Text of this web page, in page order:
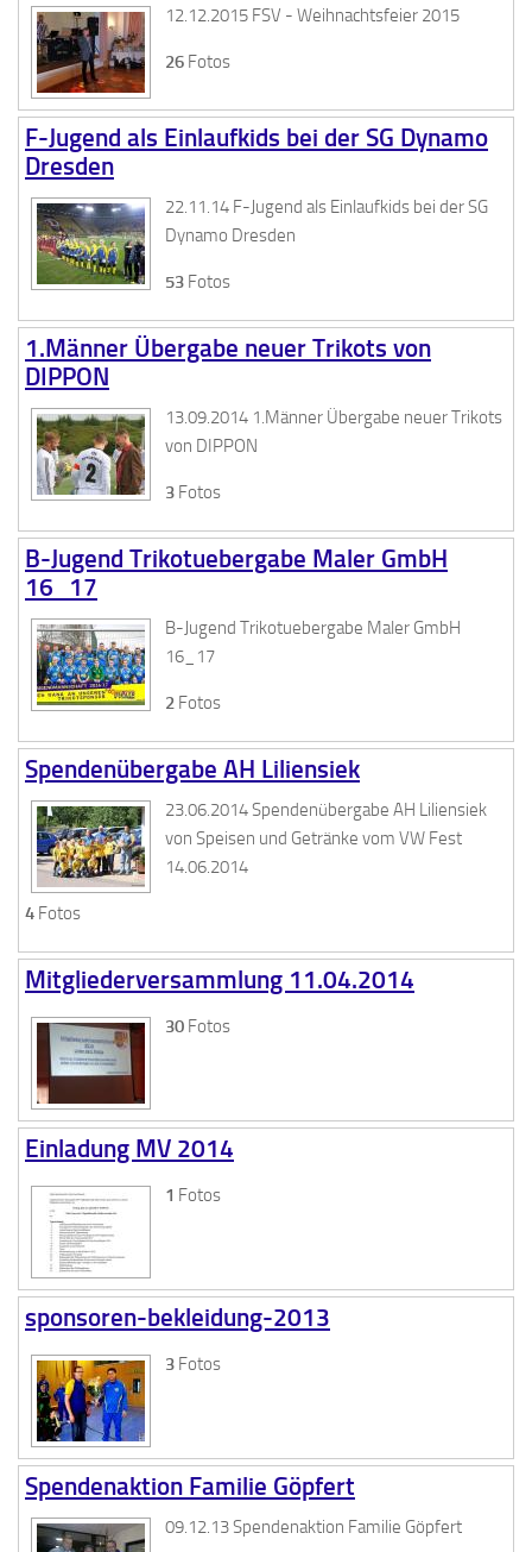
12.12.2015 FSV - Weihnachtsfeier 2015
26 Fotos
F-Jugend als Einlaufkids bei der SG Dynamo
Dresden
22.11.14 F-Jugend als Einlaufkids bei der SG
Dynamo Dresden
53 Fotos
1.Männer Übergabe neuer Trikots von
DIPPON
13.09.2014 1.Männer Übergabe neuer Trikots
von DIPPON
3 Fotos
B-Jugend Trikotuebergabe Maler GmbH
16_17
B-Jugend Trikotuebergabe Maler GmbH
16_17
2 Fotos
Spendenübergabe AH Liliensiek
23.06.2014 Spendenübergabe AH Liliensiek
von Speisen und Getränke vom VW Fest
14.06.2014
4 Fotos
Mitgliederversammlung 11.04.2014
30 Fotos
Einladung MV 2014
1 Fotos
sponsoren-bekleidung-2013
3 Fotos
Spendenaktion Familie Göpfert
09.12.13 Spendenaktion Familie Göpfert